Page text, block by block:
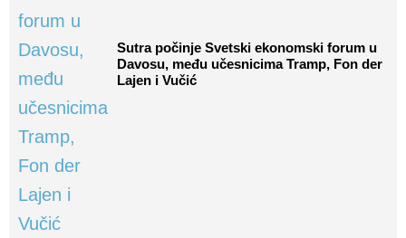
Sutra počinje Svetski ekonomski forum u
Davosu, među učesnicima Tramp, Fon der
Lajen i Vučić